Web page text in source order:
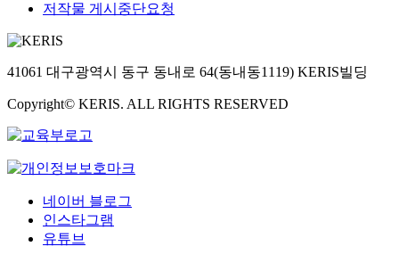
저작물 게시중단요청
41061 대구광역시 동구 동내로 64(동내동1119) KERIS빌딩
Copyright© KERIS. ALL RIGHTS RESERVED
네이버 블로그
인스타그램
유튜브